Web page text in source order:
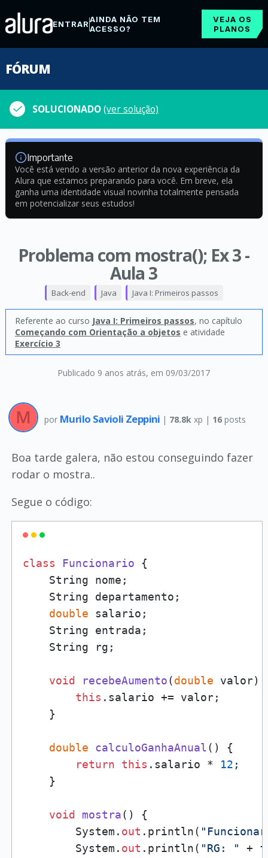
ENTRARAINDA NÃO TEM
ACESSO?
VEJA OS
PLANOS
FÓRUM
SOLUCIONADO(ver solução)
Importante
Você está vendo a versão anterior da nova experiência da
Alura que estamos preparando para você. Em breve, ela
ganha uma identidade visual novinha totalmente pensada
em potencializar seus estudos!
Problema com mostra(); Ex 3 -
Aula 3
Publicado 9 anos atrás, em 09/03/2017
Back-end Java Java I: Primeiros passos
Referente ao curso Java I: Primeiros passos, no capítulo
Começando com Orientação a objetos e atividade
Exercício 3
por Murilo Savioli Zeppini | 78.8k xp | 16 posts
Boa tarde galera, não estou conseguindo fazer
rodar o mostra..
Segue o código:
class Funcionario {
    String nome;
    String departamento;
double salario;
    String entrada;
    String rg;
void recebeAumento(double valor)
this .salario += valor;
    }
double calculoGanhaAnual ()
{
return
this .salario * 12 ;
    }
void mostra()
{
        System.
out .println(
        System.
out .println( "RG: "
+